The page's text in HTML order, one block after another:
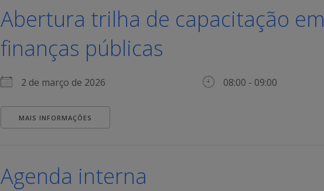
Abertura trilha de capacitação em
finanças públicas
2 de março de 2026 08:00 - 09:00
MAIS INFORMAÇÕES
Agenda interna